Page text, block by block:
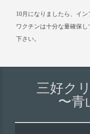
10月になりましたら、イ
ワクチンは十分な量確保
下さい。
三好ク
〜青